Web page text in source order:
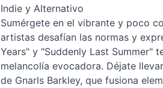
Indie y Alternativo
Sumérgete en el vibrante y poco
artistas desafían las normas y
Years" y "Suddenly Last Summer"
melancolía evocadora. Déjate
de Gnarls Barkley, que fusiona